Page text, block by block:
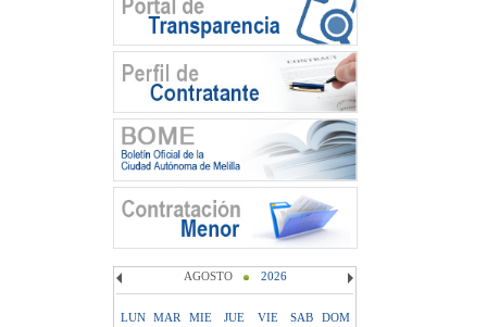
AGOSTO 2026
LUN MAR MIE JUE VIE SAB DOM